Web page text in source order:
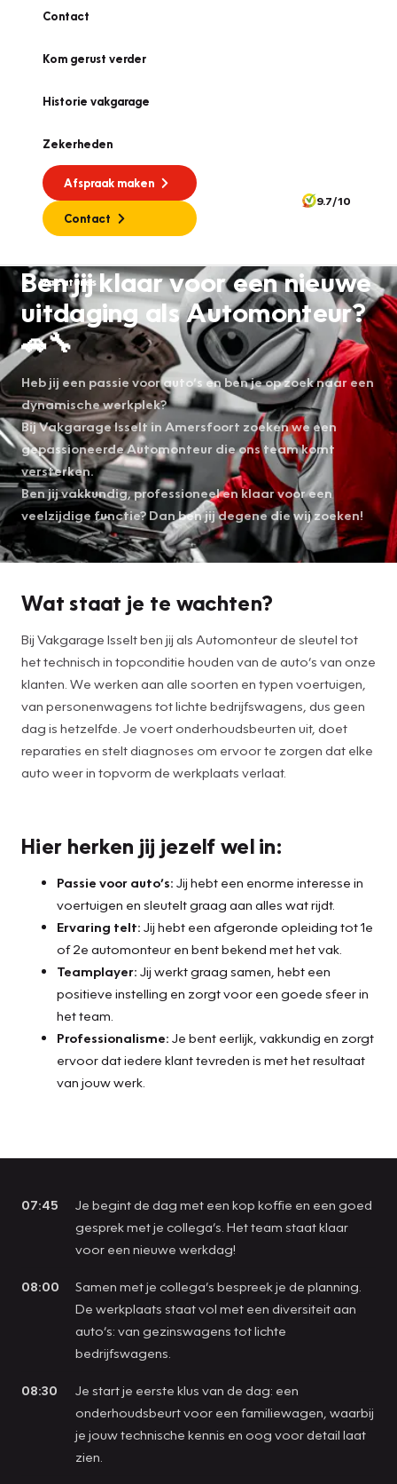
Contact
Kom gerust verder
Historie vakgarage
Zekerheden
Afspraak maken
Contact
9.7/10
Vacatures
Ben jij klaar voor een nieuwe
uitdaging als Automonteur?
🚗🔧
Heb jij een passie voor auto’s en ben je op zoek naar een
dynamische werkplek?
Bij Vakgarage Isselt in Amersfoort zoeken we een
gepassioneerde Automonteur die ons team komt
versterken.
Ben jij vakkundig, professioneel en klaar voor een
veelzijdige functie? Dan ben jij degene die wij zoeken!
Wat staat je te wachten?
Bij Vakgarage Isselt ben jij als Automonteur de sleutel tot
het technisch in topconditie houden van de auto’s van onze
klanten. We werken aan alle soorten en typen voertuigen,
van personenwagens tot lichte bedrijfswagens, dus geen
dag is hetzelfde. Je voert onderhoudsbeurten uit, doet
reparaties en stelt diagnoses om ervoor te zorgen dat elke
auto weer in topvorm de werkplaats verlaat.
Hier herken jij jezelf wel in:
Passie voor auto’s: Jij hebt een enorme interesse in
voertuigen en sleutelt graag aan alles wat rijdt.
Ervaring telt: Jij hebt een afgeronde opleiding tot 1e
of 2e automonteur en bent bekend met het vak.
Teamplayer: Jij werkt graag samen, hebt een
positieve instelling en zorgt voor een goede sfeer in
het team.
Professionalisme: Je bent eerlijk, vakkundig en zorgt
ervoor dat iedere klant tevreden is met het resultaat
van jouw werk.
07:45
Je begint de dag met een kop koffie en een goed
gesprek met je collega’s. Het team staat klaar
voor een nieuwe werkdag!
08:00
Samen met je collega’s bespreek je de planning.
De werkplaats staat vol met een diversiteit aan
auto’s: van gezinswagens tot lichte
bedrijfswagens.
08:30
Je start je eerste klus van de dag: een
onderhoudsbeurt voor een familiewagen, waarbij
je jouw technische kennis en oog voor detail laat
zien.